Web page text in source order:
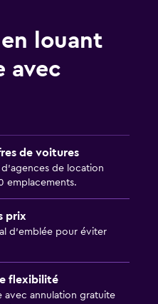
louant
avec
de voitures
de location
emplacements.
prix
d’emblée pour éviter
flexibilité
avec annulation gratuite